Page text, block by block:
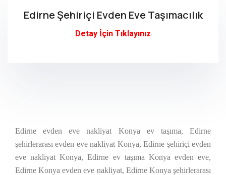
Edirne Şehiriçi Evden Eve Taşımacılık
Detay İçin Tıklayınız
Edirne evden eve nakliyat Konya ev taşıma, Edirne
şehirlerarası evden eve nakliyat Konya, Edirne şehiriçi evden
eve nakliyat Konya, Edirne ev taşıma Konya evden eve,
Edirne Konya evden eve nakliyat, Edirne Konya şehirlerarası